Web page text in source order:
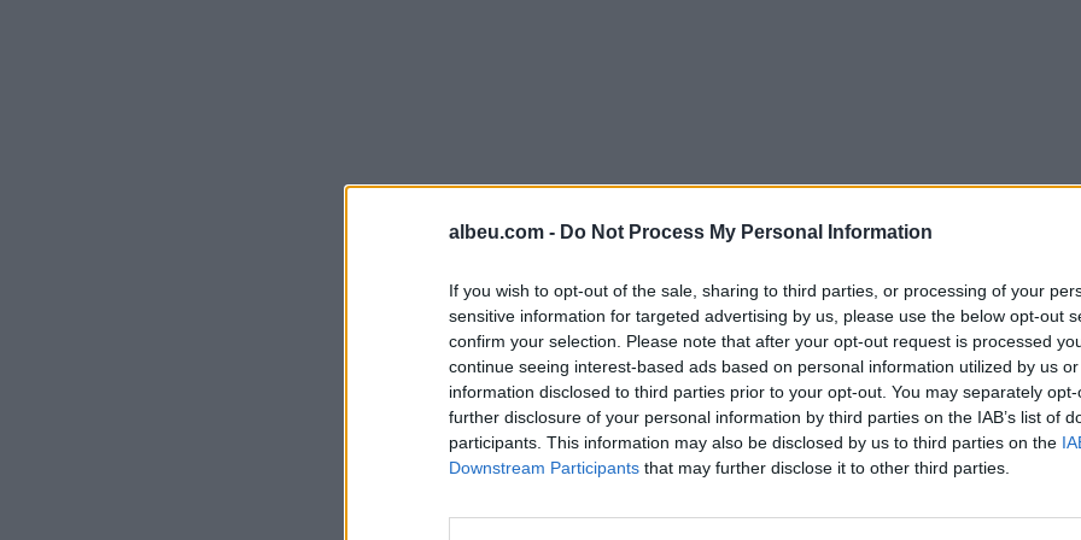
albeu.com - Do Not Process My Personal Information
If you wish to opt-out of the sale, sharing to third parties, or processing of your
sensitive information for targeted advertising by us, please use the below opt-out
confirm your selection. Please note that after your opt-out request is processed
continue seeing interest-based ads based on personal information utilized by us
information disclosed to third parties prior to your opt-out. You may separately
further disclosure of your personal information by third parties on the IAB’s list of
participants. This information may also be disclosed by us to third parties on the
Downstream Participants that may further disclose it to other third parties.